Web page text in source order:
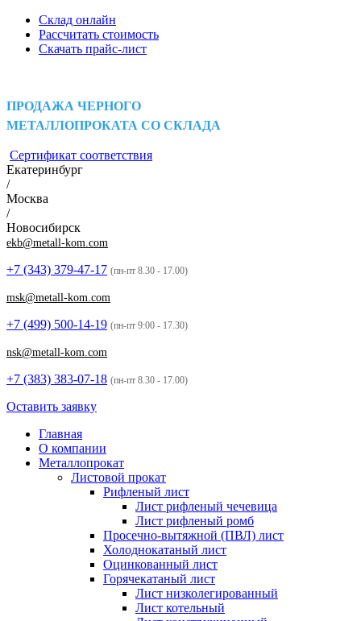
Склад онлайн
Рассчитать стоимость
Скачать прайс-лист
ПРОДАЖА ЧЕРНОГО
МЕТАЛЛОПРОКАТА СО СКЛАДА
Сертификат соответствия
Екатеринбург
/
Москва
/
Новосибирск
ekb@metall-kom.com
+7 (343) 379-47-17 (пн-пт 8.30 - 17.00)
msk@metall-kom.com
+7 (499) 500-14-19 (пн-пт 9:00 - 17.30)
nsk@metall-kom.com
+7 (383) 383-07-18 (пн-пт 8.30 - 17.00)
Оставить заявку
Главная
О компании
Металлопрокат
Листовой прокат
Рифленый лист
Лист рифленый чечевица
Лист рифленый ромб
Просечно-вытяжной (ПВЛ) лист
Холоднокатаный лист
Оцинкованный лист
Горячекатаный лист
Лист низколегированный
Лист котельный